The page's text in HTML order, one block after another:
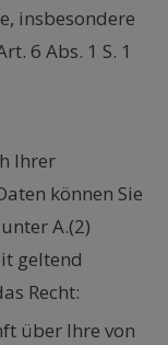
insbesondere
6 Abs. 1 S. 1
Ihrer
können Sie
A.(2)
geltend
Recht:
über Ihre von